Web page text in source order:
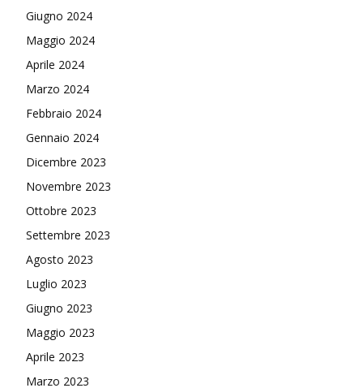
Giugno 2024
Maggio 2024
Aprile 2024
Marzo 2024
Febbraio 2024
Gennaio 2024
Dicembre 2023
Novembre 2023
Ottobre 2023
Settembre 2023
Agosto 2023
Luglio 2023
Giugno 2023
Maggio 2023
Aprile 2023
Marzo 2023